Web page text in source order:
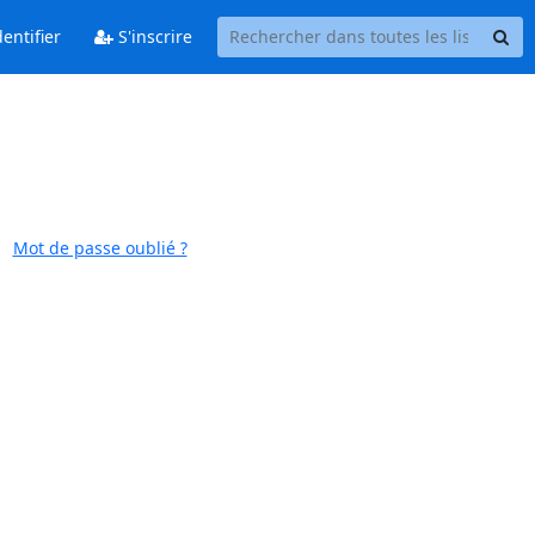
S'inscrire
Mot de passe oublié ?